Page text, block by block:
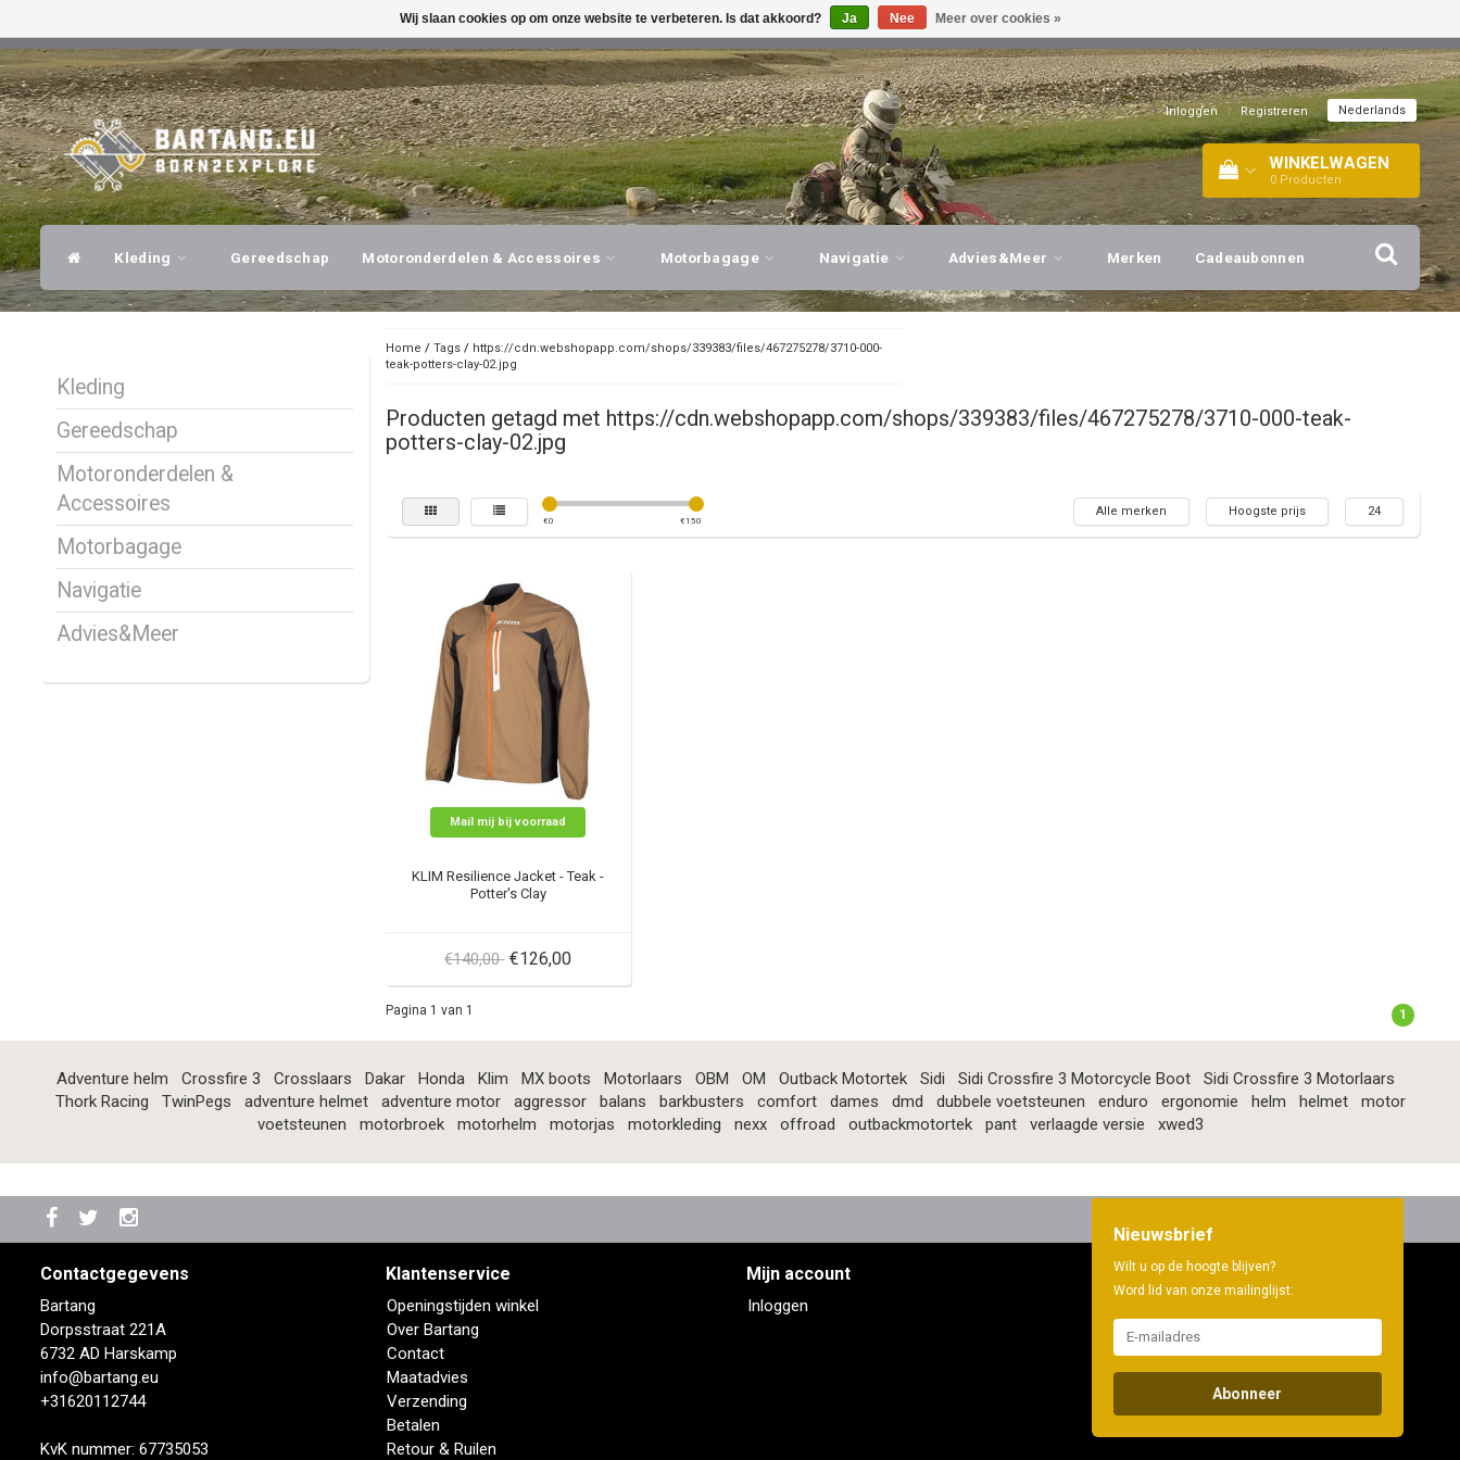
DESKUNDIG ADVIES, PERSOONLIJKE SERVICE! BEZOEK ONZE WINKEL!
Inloggen | Registreren Nederlands
WINKELWAGEN
0 Producten
Kleding Gereedschap Motoronderdelen & Accessoires Motorbagage Navigatie Advies&Meer Merken Cadeaubonnen
Kleding
Gereedschap
Motoronderdelen &
Accessoires
Motorbagage
Navigatie
Advies&Meer
Home / Tags/ https://cdn.webshopapp.com/shops/339383/files/467275278/3710-000-
teak-potters-clay-02.jpg
Producten getagd met https://cdn.webshopapp.com/shops/339383/files/467275278/3710-000-teak-
potters-clay-02.jpg
€0 €150
Alle merken Hoogste prijs 24
Mail mij bij voorraad
KLIM Resilience Jacket - Teak -
Potter's Clay
€140,00 €126,00
Pagina 1 van 1 1
Adventure helm Crossfire 3 Crosslaars Dakar Honda Klim MX boots Motorlaars OBM OM Outback Motortek Sidi Sidi Crossfire 3 Motorcycle Boot
Sidi Crossfire 3 Motorlaars
Thork Racing
TwinPegs adventure helmet adventure motor aggressor balans barkbusters comfort dames dmd dubbele voetsteunen enduro ergonomie helm helmet
motor
voetsteunen
motorbroek motorhelm motorjas motorkleding nexx offroad outbackmotortek pant verlaagde versie xwed3
Contactgegevens
Bartang
Dorpsstraat 221A
6732 AD Harskamp
info@bartang.eu
+31620112744
KvK nummer: 67735053
Klantenservice
Openingstijden winkel
Over Bartang
Contact
Maatadvies
Verzending
Betalen
Retour & Ruilen
Mijn account
Inloggen
Nieuwsbrief
Wilt u op de hoogte blijven?
Word lid van onze mailinglijst:
Abonneer
Wij slaan cookies op om onze website te verbeteren. Is dat akkoord? Ja Nee Meer over cookies »